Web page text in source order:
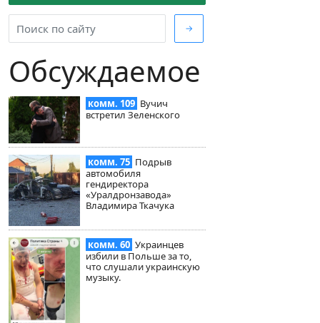
→
Обсуждаемое
комм. 109 Вучич
встретил Зеленского
комм. 75 Подрыв
автомобиля
гендиректора
«Уралдронзавода»
Владимира Ткачука
комм. 60 Украинцев
избили в Польше за то,
что слушали украинскую
музыку.